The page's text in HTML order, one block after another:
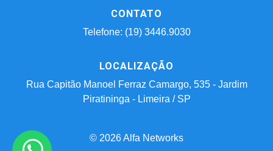
CONTATO
Telefone: (19) 3446.9030
LOCALIZAÇÃO
Rua Capitão Manoel Ferraz Camargo, 535 - Jardim
Piratininga - Limeira / SP
© 2026 Alfa Networks